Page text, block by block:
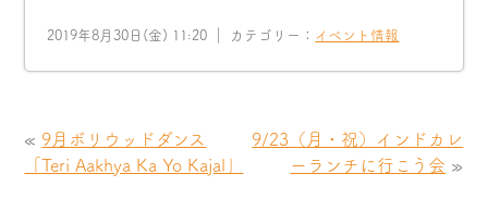
2019年8月30日(金) 11:20 ｜ カテゴリー： イベント情報
« 9月ボリウッドダンス
「Teri Aakhya Ka Yo Kajal」
9/23（月・祝）インドカレ
ーランチに行こう会 »